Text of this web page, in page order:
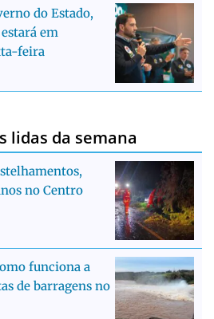
do Estado,
em
feira
lidas da semana
no Centro
funciona a
de barragens no